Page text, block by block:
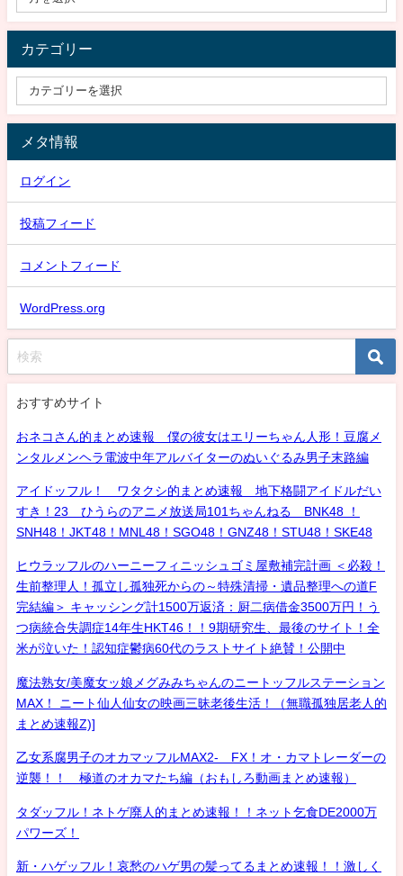
カテゴリー
メタ情報
ログイン
投稿フィード
コメントフィード
WordPress.org
おすすめサイト
おネコさん的まとめ速報 僕の彼女はエリーちゃん人形！豆腐メ
ンタルメンヘラ電波中年アルバイターのぬいぐるみ男子末路編
アイドッフル！ ワタクシ的まとめ速報 地下格闘アイドルだい
すき！23 ひうらのアニメ放送局101ちゃんねる BNK48 ！
SNH48！JKT48！MNL48！SGO48！GNZ48！STU48！SKE48
ヒウラッフルのハーニーフィニッシュゴミ屋敷補完計画 ＜必殺！
生前整理人！孤立し孤独死からの～特殊清掃・遺品整理への道F
完結編＞ キャッシング計1500万返済：厨二病借金3500万円！う
つ病統合失調症14年生HKT46！！9期研究生、最後のサイト！全
米が泣いた！認知症鬱病60代のラストサイト絶賛！公開中
魔法熟女/美魔女ッ娘メグみみちゃんのニートッフルステーション
MAX！ ニート仙人仙女の映画三昧老後生活！（無職孤独居老人的
まとめ速報Z)]
乙女系腐男子のオカマッフルMAX2- FX！オ・カマトレーダーの
逆襲！！ 極道のオカマたち編（おもしろ動画まとめ速報）
タダッフル！ネトゲ廃人的まとめ速報！！ネット乞食DE2000万
パワーズ！
新・ハゲッフル！哀愁のハゲ男の髪ってるまとめ速報！！激しく